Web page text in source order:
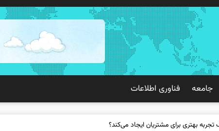
جامعه فناوری اطلاعات
تجربه بهتری برای مشتریان ایجاد می‌کند؟